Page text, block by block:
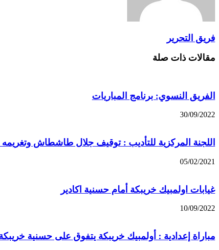
فريق التحرير
مقالات ذات صلة
الفريق النسوي: برنامج المباريات
30/09/2022
اللجنة المركزية للتأديب : توقيف جلال طاشطاش وتغريمه
05/02/2021
غيابات اولمبيك خريبكة أمام حسنية اكادير
10/09/2022
مباراة إعدادية : أولمبيك خريبكة يتفوق على حسنية